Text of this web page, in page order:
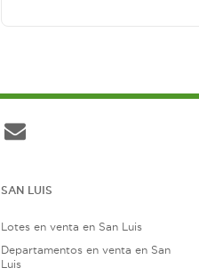
SAN LUIS
Lotes en venta en San Luis
Departamentos en venta en San
Luis